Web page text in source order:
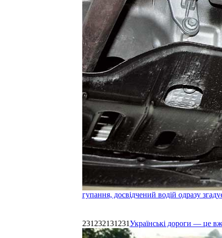
гупання, досвідчений водій одразу
231232131231Українські дороги — це